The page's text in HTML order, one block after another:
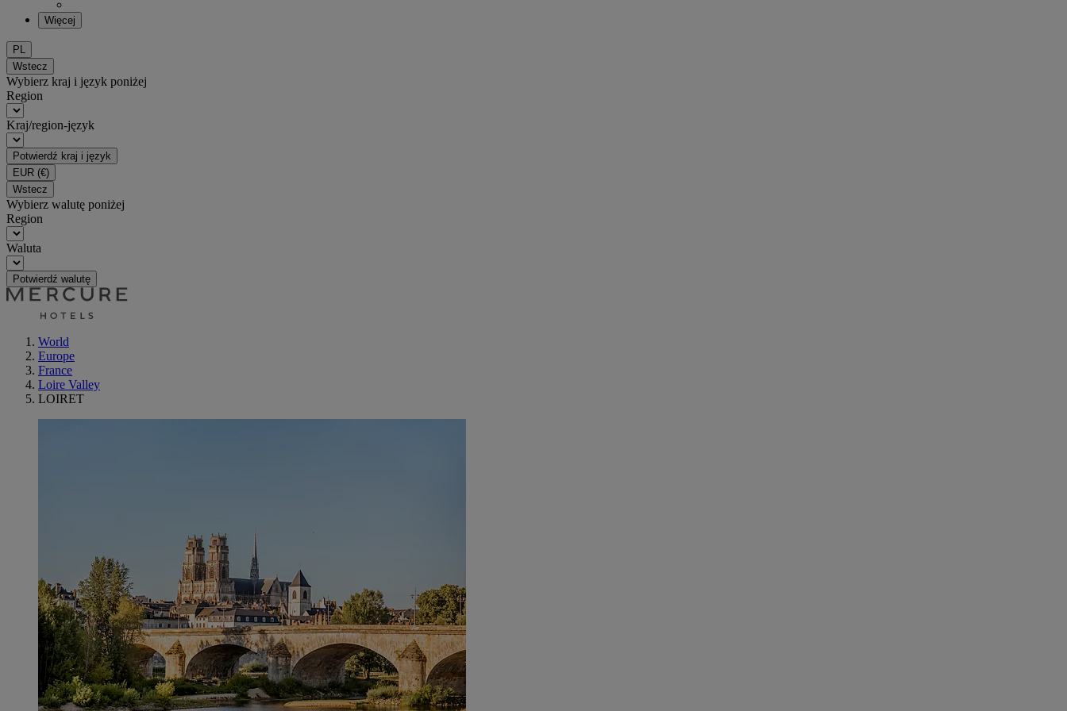
Więcej
PL
Wstecz
Wybierz kraj i język poniżej
Region
Kraj/region-język
Potwierdź kraj i język
EUR (€)
Wstecz
Wybierz walutę poniżej
Region
Waluta
Potwierdź walutę
World
Europe
France
Loire Valley
LOIRET